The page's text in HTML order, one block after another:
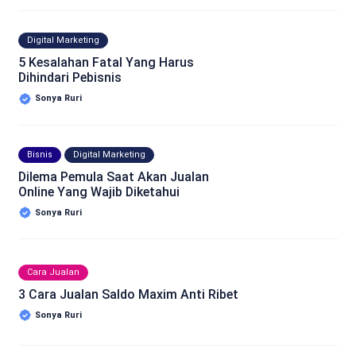
Digital Marketing
5 Kesalahan Fatal Yang Harus
Dihindari Pebisnis
Sonya Ruri
Bisnis Digital Marketing
Dilema Pemula Saat Akan Jualan
Online Yang Wajib Diketahui
Sonya Ruri
Cara Jualan
3 Cara Jualan Saldo Maxim Anti Ribet
Sonya Ruri